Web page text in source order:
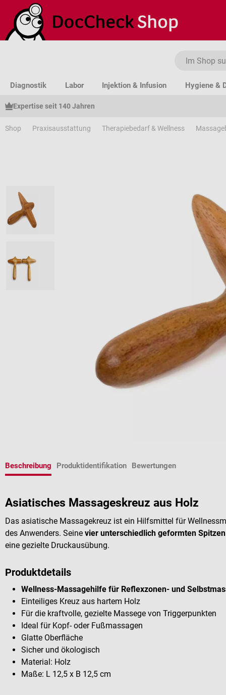
Hauptinhalt springen
Zur Suche springen
Zur Hauptnavigation springen
Diagnostik Labor Injektion & Infusion Hygiene &
Expertise seit 140 Jahren
Shop Praxisausstattung Therapiebedarf & Wellness
Beschreibung Produktidentifikation Bewertungen
Asiatisches Massageskreuz aus Holz
Das asiatische Massagekreuz ist ein Hilfsmittel für
des Anwenders. Seine vier unterschiedlich geformten Spitzen
eine gezielte Druckausübung.
Produktdetails
Wellness-Massagehilfe für Reflexzonen- und
Einteiliges Kreuz aus hartem Holz
Für die kraftvolle, gezielte Massege von Triggerpunkten
Ideal für Kopf- oder Fußmassagen
Glatte Oberfläche
Sicher und ökologisch
Material: Holz
Maße: L 12,5 x B 12,5 cm